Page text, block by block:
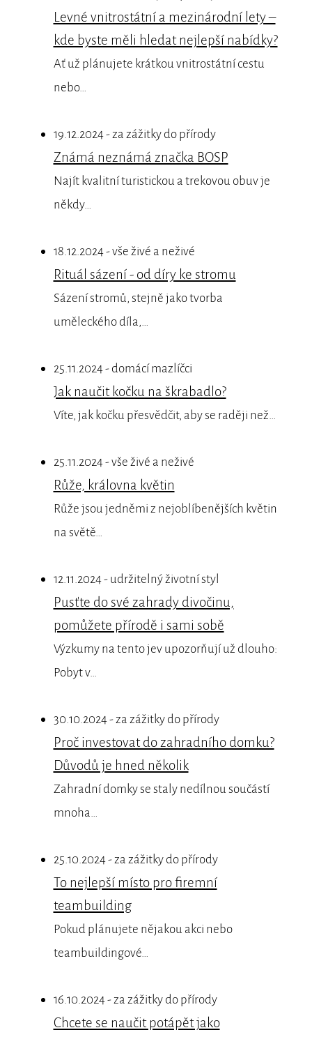
Levné vnitrostátní a mezinárodní lety –
kde byste měli hledat nejlepší nabídky?
Ať už plánujete krátkou vnitrostátní cestu
nebo…
19.12.2024 - za zážitky do přírody
Známá neznámá značka BOSP
Najít kvalitní turistickou a trekovou obuv je
někdy…
18.12.2024 - vše živé a neživé
Rituál sázení - od díry ke stromu
Sázení stromů, stejně jako tvorba
uměleckého díla,…
25.11.2024 - domácí mazlíčci
Jak naučit kočku na škrabadlo?
Víte, jak kočku přesvědčit, aby se raději než…
25.11.2024 - vše živé a neživé
Růže, královna květin
Růže jsou jedněmi z nejoblíbenějších květin
na světě…
12.11.2024 - udržitelný životní styl
Pusťte do své zahrady divočinu,
pomůžete přírodě i sami sobě
Výzkumy na tento jev upozorňují už dlouho:
Pobyt v…
30.10.2024 - za zážitky do přírody
Proč investovat do zahradního domku?
Důvodů je hned několik
Zahradní domky se staly nedílnou součástí
mnoha…
25.10.2024 - za zážitky do přírody
To nejlepší místo pro firemní
teambuilding
Pokud plánujete nějakou akci nebo
teambuildingové…
16.10.2024 - za zážitky do přírody
Chcete se naučit potápět jako